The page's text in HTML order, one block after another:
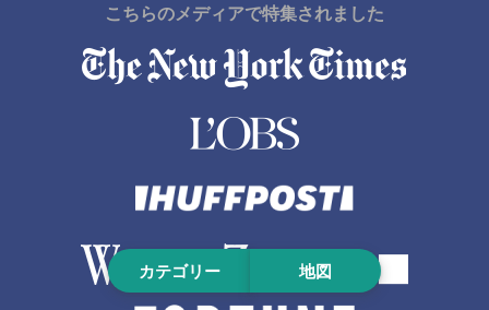
カテゴリー 地図
こちらのメディアで特集されました